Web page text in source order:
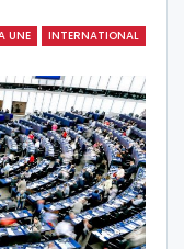
UNE INTERNATIONAL